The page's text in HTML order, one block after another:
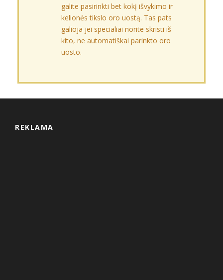
galite pasirinkti bet kokį išvykimo ir
kelionės tikslo oro uostą. Tas pats
galioja jei specialiai norite skristi iš
kito, ne automatiškai parinkto oro
uosto.
REKLAMA